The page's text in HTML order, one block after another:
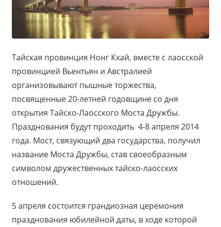
Тайская провинция Нонг Кхай, вместе с лаосской
провинцией Вьентьян и Австралией
организовывают пышные торжества,
посвященные 20-летней годовщине со дня
открытия Тайско-Лаосского Моста Дружбы.
Празднования будут проходить 4-8 апреля 2014
года. Мост, связующий два государства, получил
название Моста Дружбы, став своеобразным
символом дружественных тайско-лаосских
отношений.
5 апреля состоится грандиозная церемония
празднования юбилейной даты, в ходе которой